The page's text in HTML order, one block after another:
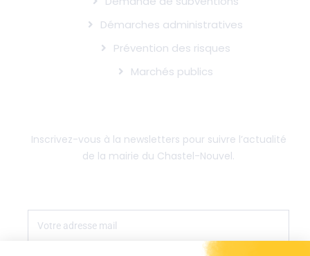
Démarches administratives
Prévention des risques
Marchés publics
Inscrivez-vous à la newsletters pour suivre l’actualité
de la mairie du Chastel-Nouvel.